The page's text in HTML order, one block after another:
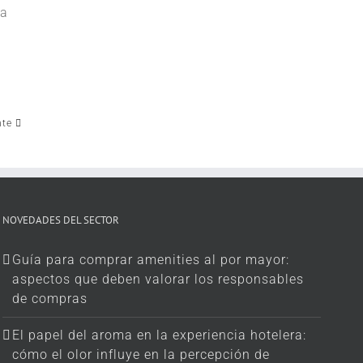
NOVEDADES DEL SECTOR
Guía para comprar amenities al por mayor:
aspectos que deben valorar los responsables
de compras
El papel del aroma en la experiencia hotelera:
cómo el olor influye en la percepción de